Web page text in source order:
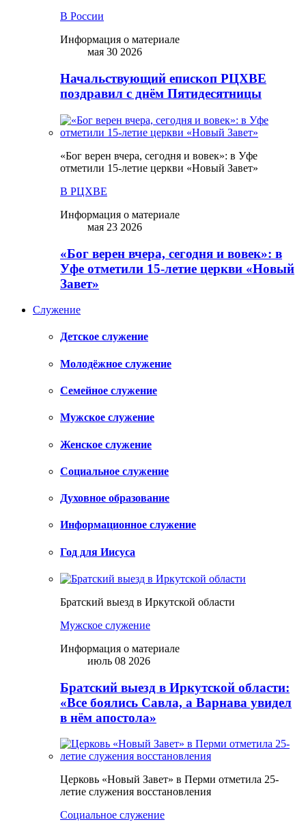
В России
Информация о материале
мая 30 2026
Начальствующий епископ РЦХВЕ
поздравил с днём Пятидесятницы
«Бог верен вчера, сегодня и вовек»: в Уфе
отметили 15-летие церкви «Новый Завет»
В РЦХВЕ
Информация о материале
мая 23 2026
«Бог верен вчера, сегодня и вовек»: в
Уфе отметили 15-летие церкви «Новый
Завет»
Служение
Детское служение
Молодёжное служение
Семейное служение
Мужское служение
Женское служение
Социальное служение
Духовное образование
Информационное служение
Год для Иисуса
Братский выезд в Иркутской области
Мужское служение
Информация о материале
июль 08 2026
Братский выезд в Иркутской области:
«Все боялись Савла, а Варнава увидел
в нём апостола»
Церковь «Новый Завет» в Перми отметила 25-
летие служения восстановления
Социальное служение